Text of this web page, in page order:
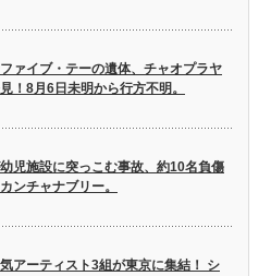
ファイブ・テーの遺体、チャオプラヤ
！8月6日未明から行方不明。
児施設に突っこむ事故、約10名負傷
ンチャナブリー。
アーティスト3組が東京に集結！ シ